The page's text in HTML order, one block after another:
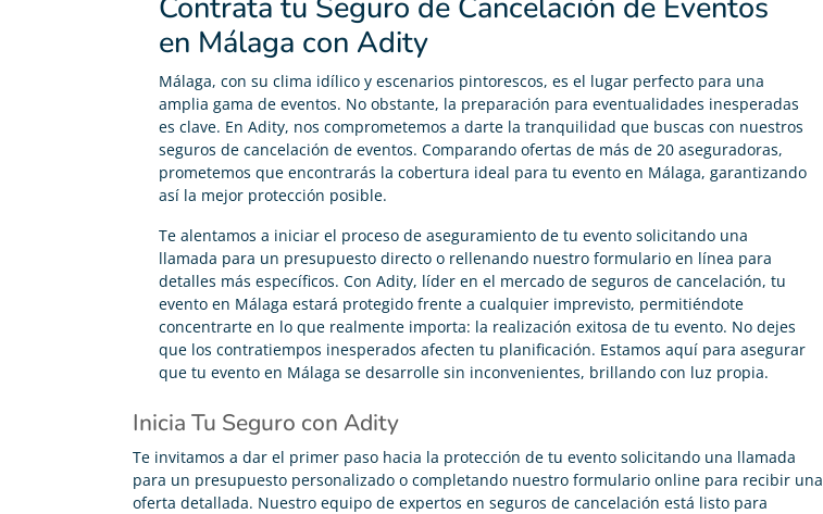
Contrata tu Seguro de Cancelación de Eventos
en Málaga con Adity
Málaga, con su clima idílico y escenarios pintorescos, es el lugar perfecto para una
amplia gama de eventos. No obstante, la preparación para eventualidades inesperadas
es clave. En Adity, nos comprometemos a darte la tranquilidad que buscas con nuestros
seguros de cancelación de eventos. Comparando ofertas de más de 20 aseguradoras,
prometemos que encontrarás la cobertura ideal para tu evento en Málaga, garantizando
así la mejor protección posible.
Te alentamos a iniciar el proceso de aseguramiento de tu evento solicitando una
llamada para un presupuesto directo o rellenando nuestro formulario en línea para
detalles más específicos. Con Adity, líder en el mercado de seguros de cancelación, tu
evento en Málaga estará protegido frente a cualquier imprevisto, permitiéndote
concentrarte en lo que realmente importa: la realización exitosa de tu evento. No dejes
que los contratiempos inesperados afecten tu planificación. Estamos aquí para asegurar
que tu evento en Málaga se desarrolle sin inconvenientes, brillando con luz propia.
Inicia Tu Seguro con Adity
Te invitamos a dar el primer paso hacia la protección de tu evento solicitando una llamada
para un presupuesto personalizado o completando nuestro formulario online para recibir una
oferta detallada. Nuestro equipo de expertos en seguros de cancelación está listo para